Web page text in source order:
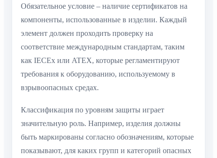
Обязательное условие – наличие сертификатов на
компоненты, использованные в изделии. Каждый
элемент должен проходить проверку на
соответствие международным стандартам, таким
как IECEx или ATEX, которые регламентируют
требования к оборудованию, используемому в
взрывоопасных средах.
Классификация по уровням защиты играет
значительную роль. Например, изделия должны
быть маркированы согласно обозначениям, которые
показывают, для каких групп и категорий опасных